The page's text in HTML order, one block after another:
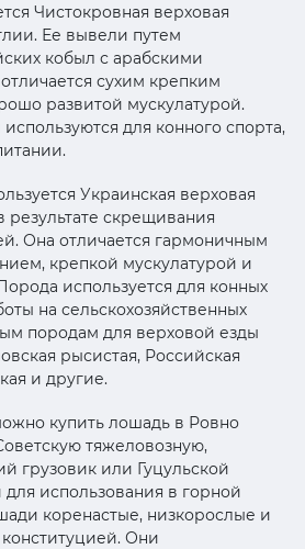
Чистокровная верховая
Ее вывели путем
кобыл с арабскими
сухим крепким
развитой мускулатурой.
для конного спорта,
Украинская верховая
результате скрещивания
Она отличается гармоничным
крепкой мускулатурой и
используется для конных
на сельскохозяйственных
породам для верховой езды
рысистая, Российская
и другие.
купить лошадь в Ровно
тяжеловозную,
грузовик или Гуцульской
использования в горной
коренастые, низкорослые и
Они